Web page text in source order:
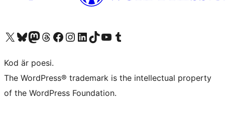
Besök vår X-konto (f.d. Twitter)
Besök vårt Bluesky-konto
Besök vårt Mastodon-konto
Besök vårt Thread-konto
Besök vår Facebook-sidaBesök vårt Instagram-konto
Besök vårt LinkedIn-konto
Besök vårt TikTok-konto
Besök vår YouTube-kanalBesök vårt Tumblr-konto
Kod är poesi.
The WordPress® trademark is the intellectual property
of the WordPress Foundation.